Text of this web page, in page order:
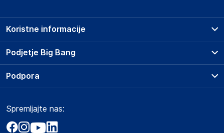
Podjetje Big Bang
O podjetju
Obvestila za javnost
Akt o digitalnih storitvah
Koristne informacije
Prodajna mesta
Storitve
Dostava, vnos in odvoz
Podpora
Marketplace
Kako oddati naročilo?
Spremljajte nas: